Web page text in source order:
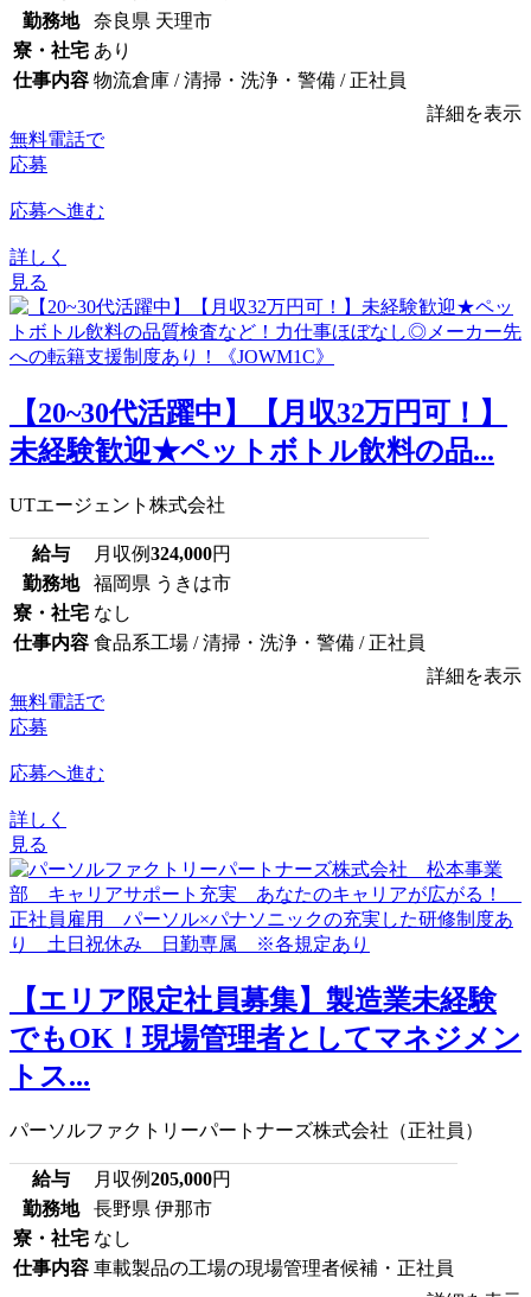
勤務地
奈良県 天理市
寮・社宅 あり
仕事内容 物流倉庫 / 清掃・洗浄・警備 / 正社員
詳細を表示
無料電話で
応募
応募へ進む
詳しく
見る
【20~30代活躍中】【月収32万円可！】
未経験歓迎★ペットボトル飲料の品...
UTエージェント株式会社
給与 月収例324,000円
勤務地
福岡県 うきは市
寮・社宅 なし
仕事内容 食品系工場 / 清掃・洗浄・警備 / 正社員
詳細を表示
無料電話で
応募
応募へ進む
詳しく
見る
【エリア限定社員募集】製造業未経験
でもOK！現場管理者としてマネジメン
トス...
パーソルファクトリーパートナーズ株式会社（正社員）
給与 月収例205,000円
勤務地
長野県 伊那市
寮・社宅 なし
仕事内容 車載製品の工場の現場管理者候補・正社員